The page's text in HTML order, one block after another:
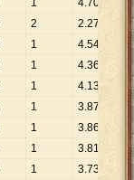
1 4.707
2 2.273
1 4.544
1 4.362
1 4.132
1 3.878
1 3.864
1 3.811
1 3.738